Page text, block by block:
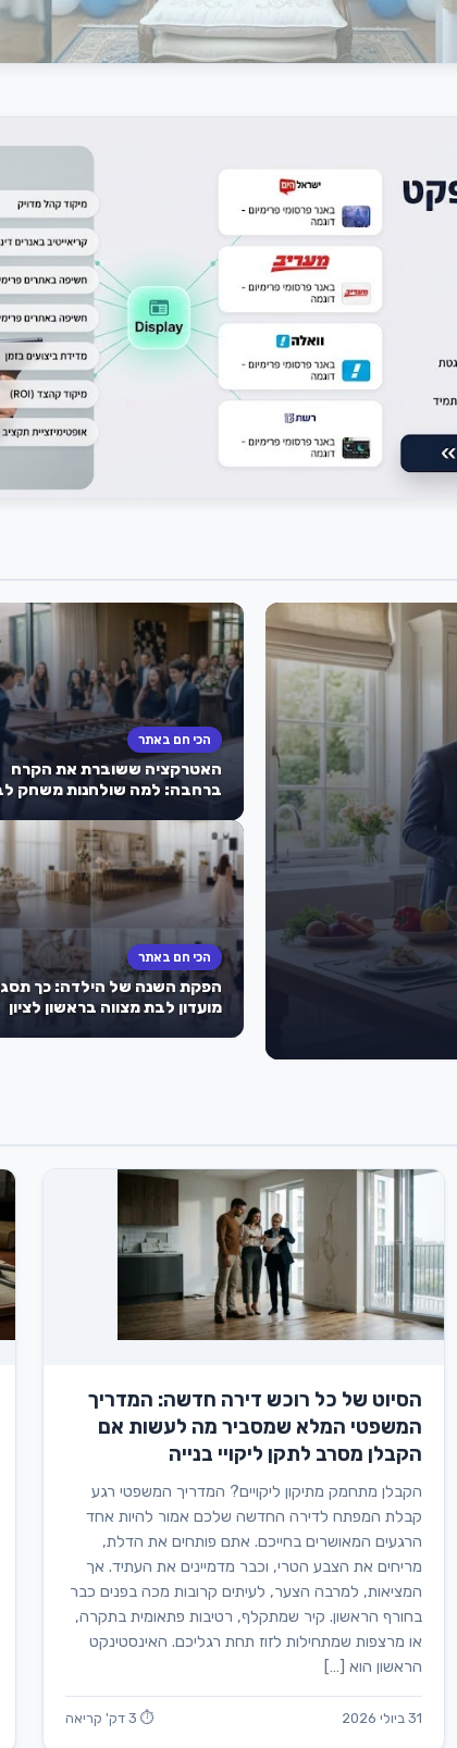
הכי חם באתר
האטרקציה ששוברת את הקרח
ברחבה: למה שולחנות משחק
שהילדים לא ישכחו?
הכי חם באתר
הפקת השנה של הילדה: כך
מועדון לבת מצווה בראשון לציון
הסיוט של כל רוכש דירה חדשה: המדריך
המשפטי המלא שמסביר מה לעשות אם
הקבלן מסרב לתקן ליקויי בנייה
הקבלן מתחמק מתיקון ליקויים? המדריך המשפטי רגע
קבלת המפתח לדירה החדשה שלכם אמור להיות אחד
הרגעים המאושרים בחייכם. אתם פותחים את הדלת,
מריחים את הצבע הטרי, וכבר מדמיינים את העתיד. אך
המציאות, למרבה הצער, לעיתים קרובות מכה בפנים כבר
בחורף הראשון. קיר שמתקלף, רטיבות פתאומית בתקרה,
או מרצפות שמתחילות לזוז תחת רגליכם. האינסטינקט
הראשון הוא […]
31 ביולי 2026 ⏱ 3 דק' קריאה